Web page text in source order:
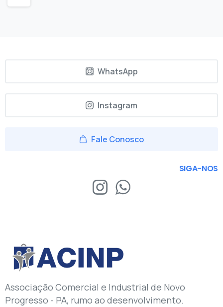
WhatsApp
Instagram
Fale Conosco
SIGA-NOS
Associação Comercial e Industrial de Novo
Progresso - PA, rumo ao desenvolvimento.